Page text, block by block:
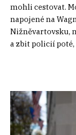
mohli cestovat.
napojené na
Nižněvartovsku,
a zbit policií poté,